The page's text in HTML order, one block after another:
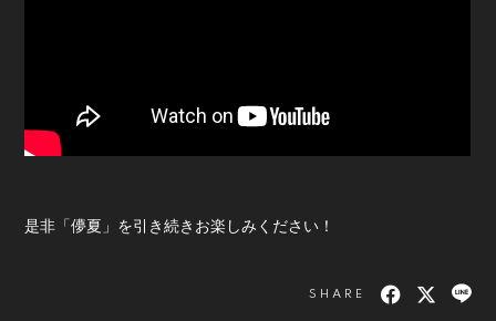
会員登録 ログイン
是非「儚夏」を引き続きお楽しみください！
SHARE